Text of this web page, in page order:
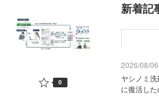
0
新着記
2026/08/
ヤシノミ
に復活し